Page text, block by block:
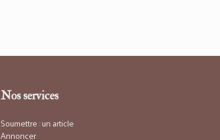
Nos services
Soumettre : un article
Annoncer